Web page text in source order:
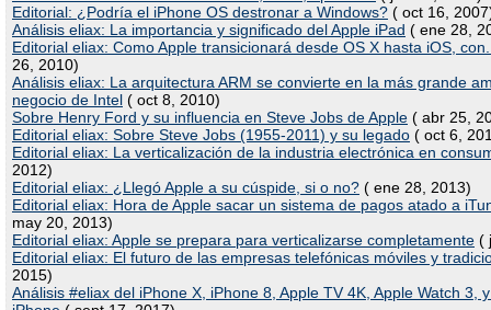
Editorial: ¿Podría el iPhone OS destronar a Windows? ( oct 16,
Análisis eliax: La importancia y significado del Apple iPad ( ene 28,
Editorial eliax: Como Apple transicionará desde OS X hasta iOS,
26, 2010)
Análisis eliax: La arquitectura ARM se convierte en la más grande
negocio de Intel ( oct 8, 2010)
Sobre Henry Ford y su influencia en Steve Jobs de Apple ( abr 25,
Editorial eliax: Sobre Steve Jobs (1955-2011) y su legado ( oct 6,
Editorial eliax: La verticalización de la industria electrónica en
2012)
Editorial eliax: ¿Llegó Apple a su cúspide, si o no? ( ene 28, 2013)
Editorial eliax: Hora de Apple sacar un sistema de pagos atado a
may 20, 2013)
Editorial eliax: Apple se prepara para verticalizarse completamente (
Editorial eliax: El futuro de las empresas telefónicas móviles y
2015)
Análisis #eliax del iPhone X, iPhone 8, Apple TV 4K, Apple Watch 3,